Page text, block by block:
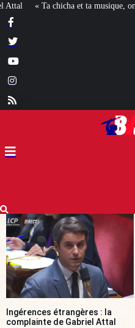
n’en veut pas » : la mairie RN
Ingérences étrangères : la
complainte de Gabriel Attal